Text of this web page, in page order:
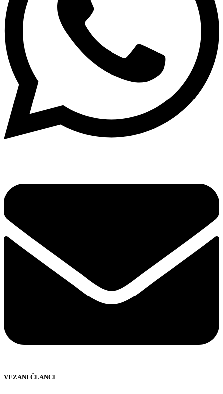
VEZANI ČLANCI